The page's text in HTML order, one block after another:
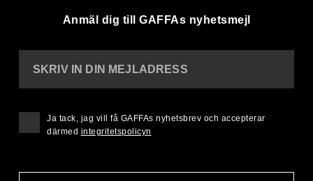
Anmäl dig till GAFFAs nyhetsmejl
SKRIV IN DIN MEJLADRESS
Ja tack, jag vill få GAFFAs nyhetsbrev och accepterar
därmed integritetspolicyn